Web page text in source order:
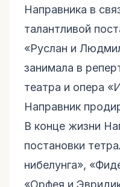
Направника в
талантливой
«Руслан и
занимала в
театра и опера
Направник
В конце жизни
постановки
нибелунга»,
«Орфея и